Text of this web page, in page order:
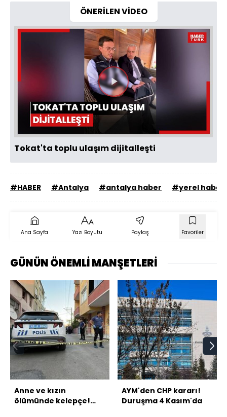
ÖNERİLEN VİDEO
Videoyu
Oynat
Tokat'ta toplu ulaşım dijitalleşti
#HABER #Antalya #antalya haber #yerel haber
Ana Sayfa Yazı Boyutu Paylaş Favoriler
GÜNÜN ÖNEMLİ MANŞETLERİ
Anne ve kızın
ölümünde kelepçe!
AYM'den CHP kararı!
Duruşma 4 Kasım'da